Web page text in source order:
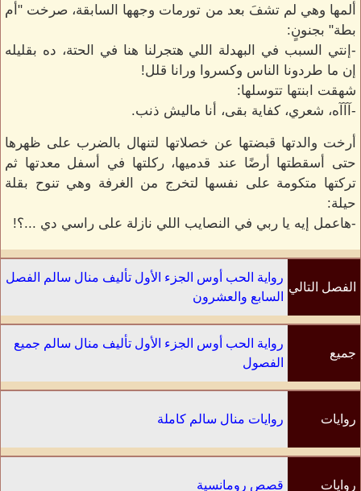
ألمها وهي لم تشفَ بعد من تورمات وجهها السابقة، صرخت "أم
بطة" بجنونٍ:
-إنتي السبب في البهدلة اللي هتجرلنا هنا في الحتة، ده بقليله
إن ما طردونا الناس وكسروا ورانا قلل!
شهقت ابنتها تتوسلها:
-آآآه، شعري، كفاية بقى، أنا ماليش ذنب.
أرخت والدتها قبضتها عن خصلاتها لتنهال بالضرب على ظهرها
حتى أسقطتها أرضًا عند قدميها، ركلتها في أسفل معدتها ثم
تركتها متكومة على نفسها لتخرج من الغرفة وهي تنوح بقلة
حيلة:
-هاعمل إيه يا ربي في النصايب اللي نازلة على راسي دي ...؟!
الفصل التالي
رواية الحب أوس الجزء الأول تأليف منال سالم الفصل
السابع والعشرون
جميع
رواية الحب أوس الجزء الأول تأليف منال سالم جميع
الفصول
روايات روايات منال سالم كاملة
روايات قصص رومانسية